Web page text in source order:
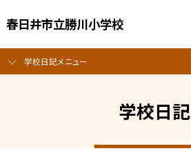
春日井市立勝川小学校
学校日記メニュー
学校日記